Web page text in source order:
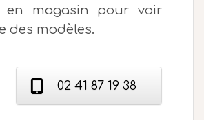
en magasin pour voir
des modèles.
02 41 87 19 38